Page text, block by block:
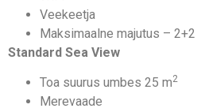
Veekeetja
Maksimaalne majutus – 2+2
Standard Sea View
Toa suurus umbes 25 m2
Merevaade